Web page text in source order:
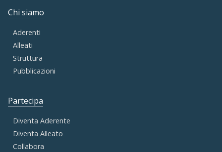
Chi siamo
Aderenti
Alleati
Struttura
Pubblicazioni
Partecipa
Diventa Aderente
Diventa Alleato
Collabora